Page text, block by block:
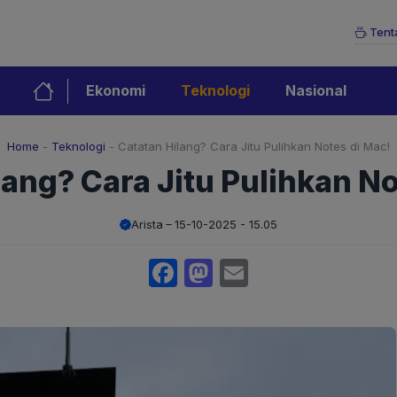
Ekonomi Teknologi Nasional
Home - Teknologi - Catatan Hilang? Cara Jitu Pulihkan Notes di Mac!
Cara Jitu Pulihkan
Arista 15-10-2025 - 15.05
Facebook
Mastodon